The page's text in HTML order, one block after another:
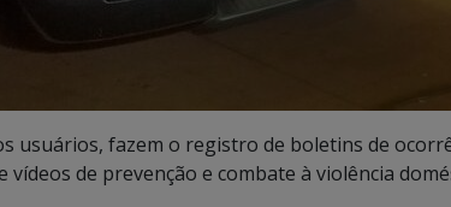
usuários, fazem o registro de boletins de
vídeos de prevenção e combate à violência